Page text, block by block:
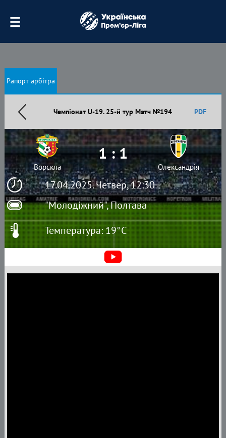
Рапорт арбітра
Чемпіонат U-19. 25-й тур Матч №194 PDF
17.04.2025. Четвер, 12:30
"Молодіжний", Полтава
Ворскла
1 : 1
Олександрія
Температура: 19°C